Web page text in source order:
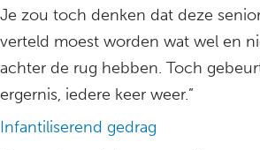
Je zou toch denken dat deze
verteld moest worden wat wel en
achter de rug hebben. Toch
ergernis, iedere keer weer.”
Infantiliserend gedrag